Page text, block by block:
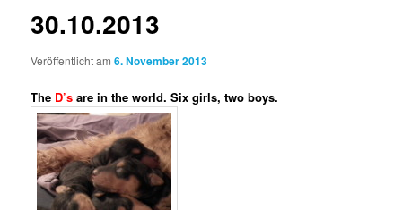
30.10.2013
Veröffentlicht am6. November 2013
The D’s are in the world. Six girls, two boys.